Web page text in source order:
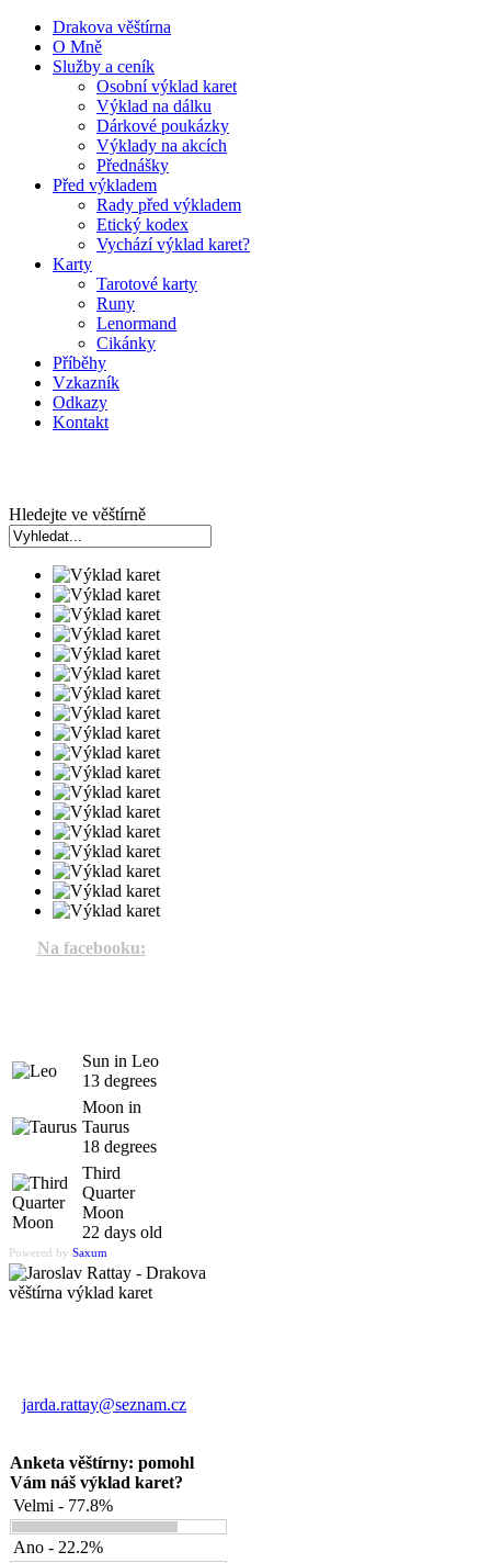
Drakova věštírna
O Mně
Služby a ceník
Osobní výklad karet
Výklad na dálku
Dárkové poukázky
Výklady na akcích
Přednášky
Před výkladem
Rady před výkladem
Etický kodex
Vychází výklad karet?
Karty
Tarotové karty
Runy
Lenormand
Cikánky
Příběhy
Vzkazník
Odkazy
Kontakt
Hledejte ve věštírně
Na facebooku:
Sun in Leo
13 degrees
Moon in
Taurus
18 degrees
Third
Quarter
Moon
22 days old
Powered by Saxum
jarda.rattay@seznam.cz
Anketa věštírny: pomohl
Vám náš výklad karet?
Velmi - 77.8%
Ano - 22.2%